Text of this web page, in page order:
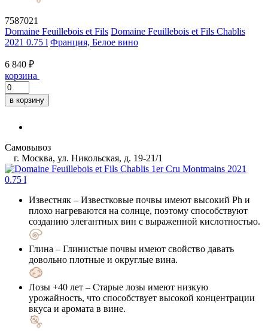
7587021
Domaine Feuillebois et Fils Domaine Feuillebois et Fils Chablis
2021 0.75 l Франция, Белое вино
6 840 ₽
корзина
в корзину
Самовывоз
г. Москва, ул. Никольская, д. 19-21/1
Известняк – Известковые почвы имеют высокий Ph и
плохо нагреваются на солнце, поэтому способствуют
созданию элегантных вин с выраженной кислотностью.
Глина – Глинистые почвы имеют свойство давать
довольно плотные и округлые вина.
Лозы +40 лет – Старые лозы имеют низкую
урожайность, что способствует высокой концентрации
вкуса и аромата в вине.